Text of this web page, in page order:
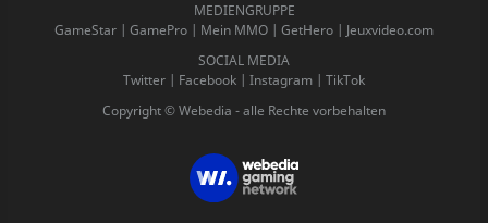
MEDIENGRUPPE
GameStar | GamePro | Mein MMO | GetHero | Jeuxvideo.com
SOCIAL MEDIA
Twitter | Facebook | Instagram | TikTok
Copyright © Webedia - alle Rechte vorbehalten